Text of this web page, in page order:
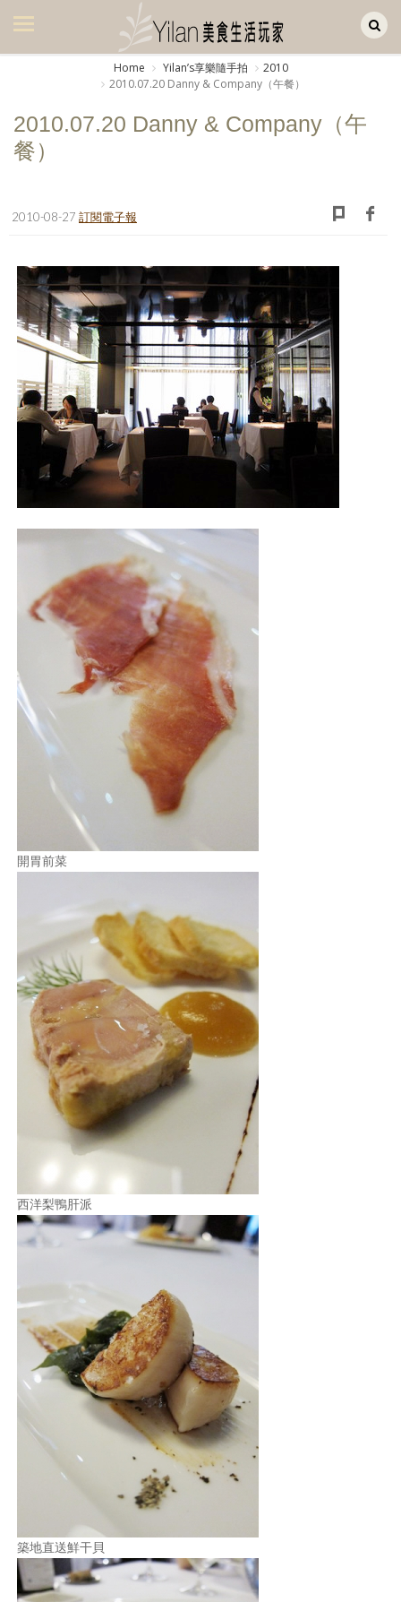
美食集
廚房集
旅遊集
書房集
日記簿
餐桌週記
享樂隨手拍
照相簿
影音區
創意出版服務
歷史區
個人著作
活動實況記錄
媒體報導一覽
合作與代言
訂閱電子報
Home Yilanʼs享樂隨手拍
2010
2010.07.20 Danny & Company（午餐）
2010.07.20 Danny & Company（午
餐）
2010-08-27 訂閱電子報
開胃前菜
西洋梨鴨肝派
築地直送鮮干貝